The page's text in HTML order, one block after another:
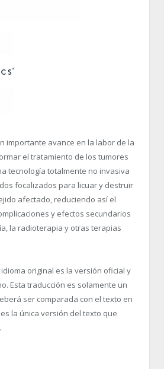
importante avance en la labor de la
el tratamiento de los tumores
tecnología totalmente no invasiva
focalizados para licuar y destruir
afectado, reduciendo así el
y efectos secundarios
la radioterapia y otras terapias
original es la versión oficial y
Esta traducción es solamente un
ser comparada con el texto en
la única versión del texto que